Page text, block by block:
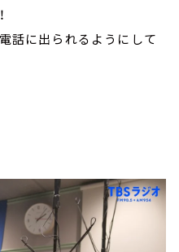
話に出られるようにして